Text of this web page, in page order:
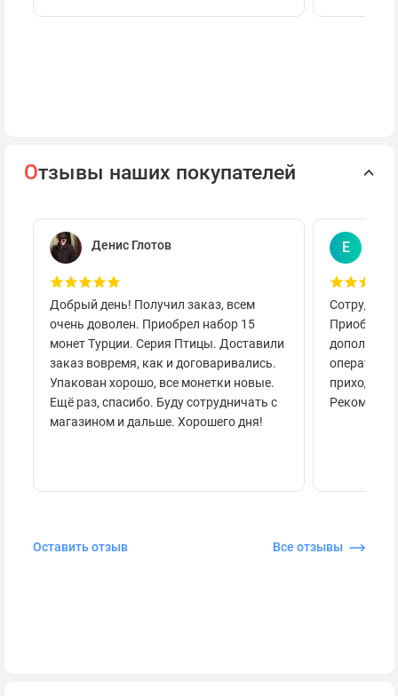
Отзывы наших покупателей
Денис Глотов
Добрый день! Получил заказ, всем
очень доволен. Приобрел набор 15
монет Турции. Серия Птицы. Доставили
заказ вовремя, как и договаривались.
Упакован хорошо, все монетки новые.
Ещё раз, спасибо. Буду сотрудничать с
магазином и дальше. Хорошего дня!
Е
приходило
Оставить отзыв Все отзывы